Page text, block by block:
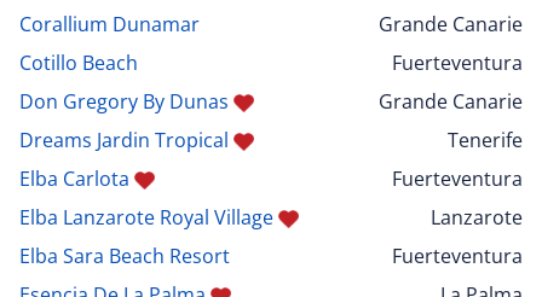
Corallium Dunamar
Grande Canarie
Cotillo Beach
Fuerteventura
Don Gregory By Dunas
Grande Canarie
Dreams Jardin Tropical
Tenerife
Elba Carlota
Fuerteventura
Elba Lanzarote Royal Village
Lanzarote
Elba Sara Beach Resort
Fuerteventura